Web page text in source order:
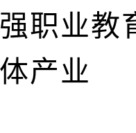
职业教
产业